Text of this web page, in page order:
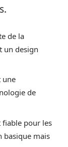
de la
un design
une
de
fiable pour les
basique mais